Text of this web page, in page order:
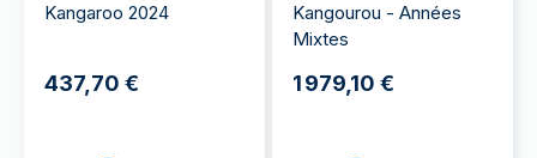
Kangaroo 2024
437,70 €
Kangourou - Années
Mixtes
1 979,10 €